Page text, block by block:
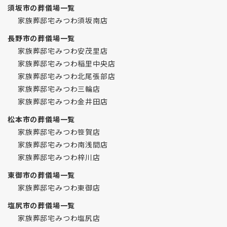
須坂市の葬儀場一覧
家族葬邸宅みつわ須坂南店
長野市の葬儀場一覧
家族葬邸宅みつわ安茂里店
家族葬邸宅みつわ稲里中央店
家族葬邸宅みつわ北尾張部店
家族葬邸宅みつわ三輪店
家族葬邸宅みつわ金井田店
松本市の葬儀場一覧
家族葬邸宅みつわ笹賀店
家族葬邸宅みつわ南浅間店
家族葬邸宅みつわ梓川店
東御市の葬儀場一覧
家族葬邸宅みつわ東御店
塩尻市の葬儀場一覧
家族葬邸宅みつわ塩尻店